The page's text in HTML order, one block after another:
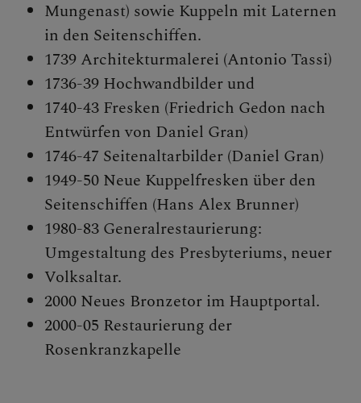
Mungenast) sowie Kuppeln mit Laternen
in den Seitenschiffen.
1739 Architekturmalerei (Antonio Tassi)
1736-39 Hochwandbilder und
1740-43 Fresken (Friedrich Gedon nach
Entwürfen von Daniel Gran)
1746-47 Seitenaltarbilder (Daniel Gran)
1949-50 Neue Kuppelfresken über den
Seitenschiffen (Hans Alex Brunner)
1980-83 Generalrestaurierung:
Umgestaltung des Presbyteriums, neuer
Volksaltar.
2000 Neues Bronzetor im Hauptportal.
2000-05 Restaurierung der
Rosenkranzkapelle